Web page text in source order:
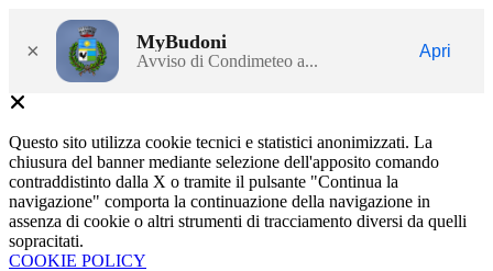
× MyBudoni
Avviso di Condimeteo a...
Apri
Questo sito utilizza cookie tecnici e statistici anonimizzati. La
chiusura del banner mediante selezione dell'apposito comando
contraddistinto dalla X o tramite il pulsante "Continua la
navigazione" comporta la continuazione della navigazione in
assenza di cookie o altri strumenti di tracciamento diversi da quelli
sopracitati.
COOKIE POLICY